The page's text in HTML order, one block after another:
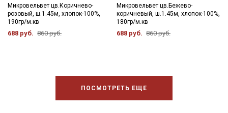
Микровельвет цв.Коричнево-
розовый, ш.1.45м, хлопок-100%,
190гр/м.кв
688 руб. 860 руб.
Микровельвет цв.Бежево-
коричневый, ш.1.45м, хлопок-100%,
180гр/м.кв
688 руб. 860 руб.
ПОСМОТРЕТЬ ЕЩЕ